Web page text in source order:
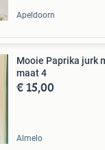
Apeldoorn
Mooie Paprika jurk
maat 4
€ 15,00
Almelo